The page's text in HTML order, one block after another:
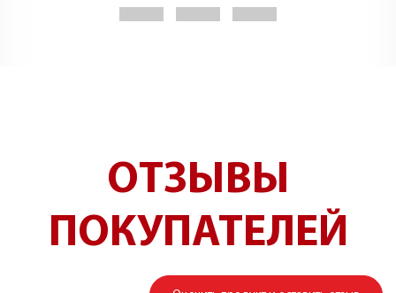
ОТЗЫВЫ
ПОКУПАТЕЛЕЙ